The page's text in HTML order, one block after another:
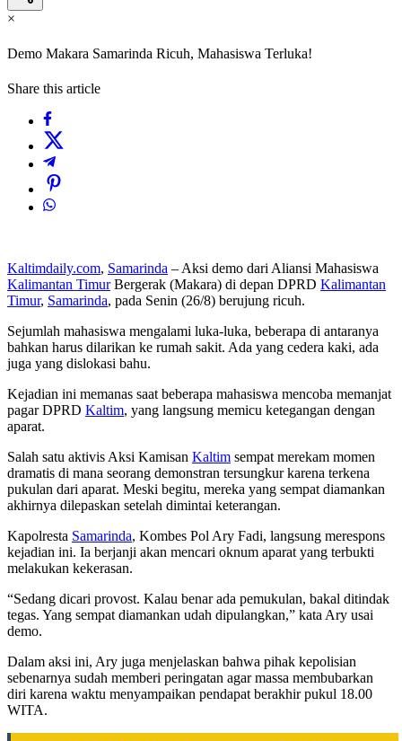
×
Demo Makara Samarinda Ricuh, Mahasiswa Terluka!
Share this article
Kaltimdaily.com, Samarinda – Aksi demo dari Aliansi Mahasiswa
Kalimantan TimurBergerak (Makara) di depan DPRD Kalimantan
Timur, Samarinda, pada Senin (26/8) berujung ricuh.
Sejumlah mahasiswa mengalami luka-luka, beberapa di antaranya
bahkan harus dilarikan ke rumah sakit. Ada yang cedera kaki, ada
juga yang dislokasi bahu.
Kejadian ini memanas saat beberapa mahasiswa mencoba memanjat
pagar DPRD Kaltim, yang langsung memicu ketegangan dengan
aparat.
Salah satu aktivis Aksi Kamisan Kaltim sempat merekam momen
dramatis di mana seorang demonstran tersungkur karena terkena
pukulan dari aparat. Meski begitu, mereka yang sempat diamankan
akhirnya dilepaskan setelah dimintai keterangan.
Kapolresta Samarinda, Kombes Pol Ary Fadi, langsung merespons
kejadian ini. Ia berjanji akan mencari oknum aparat yang terbukti
melakukan kekerasan.
“Sedang dicari provost. Kalau benar ada pemukulan, bakal ditindak
tegas. Yang sempat diamankan udah dipulangkan,” kata Ary usai
demo.
Dalam aksi ini, Ary juga menjelaskan bahwa pihak kepolisian
sebenarnya sudah memberi peringatan agar massa membubarkan
diri karena waktu menyampaikan pendapat berakhir pukul 18.00
WITA.